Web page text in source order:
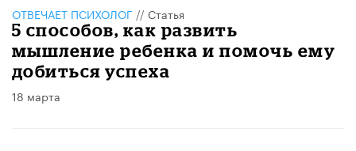
ОТВЕЧАЕТ ПСИХОЛОГ // Статья
5 способов, как развить
мышление ребенка и помочь ему
добиться успеха
18 марта